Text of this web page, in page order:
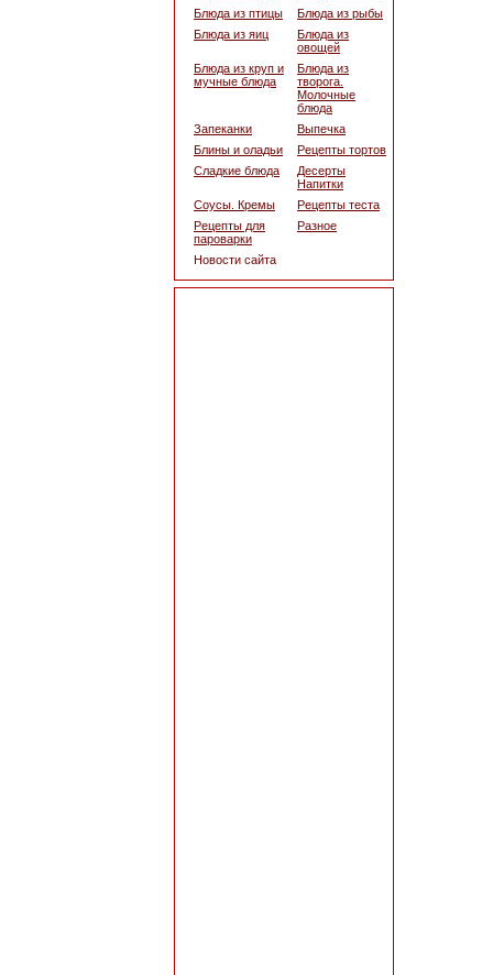
Блюда из птицы
Блюда из рыбы
Блюда из яиц
Блюда из
овощей
Блюда из круп и
мучные блюда
Блюда из
творога.
Молочные
блюда
Запеканки
Выпечка
Блины и оладьи
Рецепты тортов
Сладкие блюда
Десерты
Напитки
Соусы. Кремы
Рецепты теста
Рецепты для
пароварки
Разное
Новости сайта